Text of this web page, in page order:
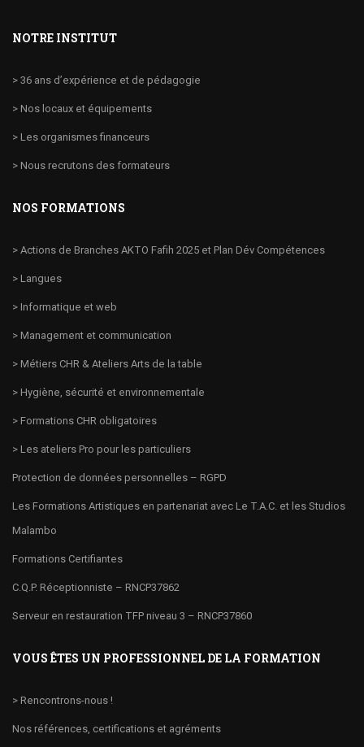
NOTRE INSTITUT
> 36 ans d’expérience et de pédagogie
> Nos locaux et équipements
> Les organismes financeurs
> Nous recrutons des formateurs
NOS FORMATIONS
> Actions de Branches AKTO Fafih 2025 et Plan Dév Compétences
> Langues
> Informatique et web
> Management et communication
> Métiers CHR & Ateliers Arts de la table
> Hygiène, sécurité et environnementale
> Formations CHR obligatoires
> Les ateliers Pro pour les particuliers
Protection de données personnelles – RGPD
Les Formations Artistiques en partenariat avec Le T.A.C. et les Studios
Malambo
Formations Certifiantes
C.Q.P. Réceptionniste – RNCP37862
Serveur en restauration TFP niveau 3 – RNCP37860
VOUS ÊTES UN PROFESSIONNEL DE LA FORMATION
> Rencontrons-nous !
Nos références, certifications et agréments